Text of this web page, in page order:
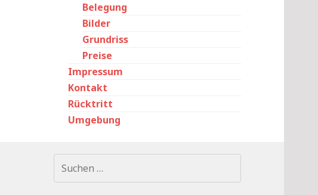
Belegung
Bilder
Grundriss
Preise
Impressum
Kontakt
Rücktritt
Umgebung
nach: